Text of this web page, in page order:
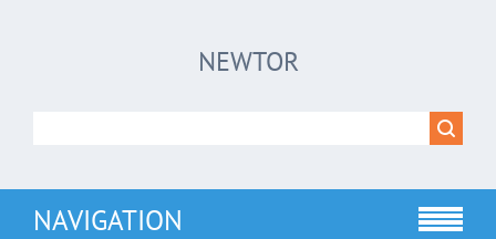
NEWTOR
NAVIGATION
!!!Если Вы с телефона сперва нажмите на